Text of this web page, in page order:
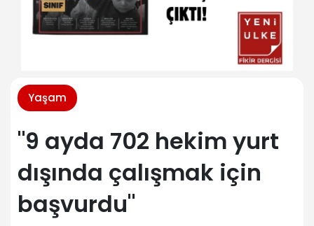
Yaşam
"9 ayda 702 hekim yurt
dışında çalışmak için
başvurdu"